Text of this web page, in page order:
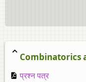
Combinatorics
प्रश्न पत्र